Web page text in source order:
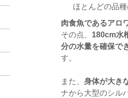
ほとんどの品
肉食魚であるアロ
その点、 180cm水
分の水量を確保で
す。
また、 身体が大き
ナから大型のシル